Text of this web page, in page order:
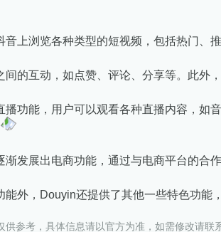
上浏览各种类型的短视频，包括热门、
的互动，如点赞、评论、分享等。此外
播功能，用户可以观看各种直播内容，
发展出电商功能，通过与电商平台的合
外，Douyin还提供了其他一些特色功能
参考，具体信息请以官方为准，如需修改请联